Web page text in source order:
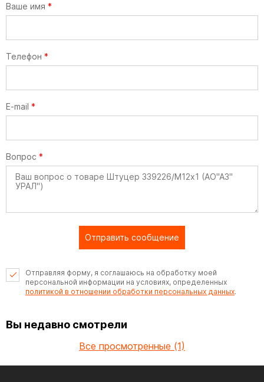
Ваше имя *
Телефон *
E-mail *
Вопрос *
Отправить сообщение
Отправляя форму, я соглашаюсь на обработку моей
персональной информации на условиях, определенных
политикой в отношении обработки персональных данных.
Вы недавно смотрели
Все просмотренные (1)